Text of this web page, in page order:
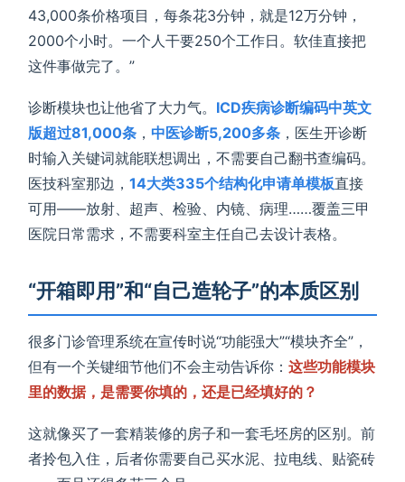
43,000条价格项目，每条花3分钟，就是12万分钟，
2000个小时。一个人干要250个工作日。软佳直接把
这件事做完了。”
诊断模块也让他省了大力气。 ICD疾病诊断编码中英文
版超过81,000条 ， 中医诊断5,200多条 ，医生开诊断
时输入关键词就能联想调出，不需要自己翻书查编码。
医技科室那边， 14大类335个结构化申请单模板直接
可用——放射、超声、检验、内镜、病理……覆盖三甲
医院日常需求，不需要科室主任自己去设计表格。
“开箱即用”和“自己造轮子”的本质区别
很多门诊管理系统在宣传时说“功能强大”“模块齐全”，
但有一个关键细节他们不会主动告诉你： 这些功能模块
里的数据，是需要你填的，还是已经填好的？
这就像买了一套精装修的房子和一套毛坯房的区别。前
者拎包入住，后者你需要自己买水泥、拉电线、贴瓷砖